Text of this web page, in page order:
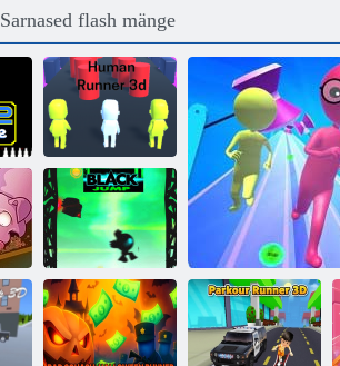
Sarnased flash mänge
Inimese jooksja
3D
Must Jump